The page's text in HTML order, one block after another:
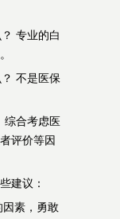
专业的白
不是医保
综合考虑医
评价等因
建议：
素，勇敢